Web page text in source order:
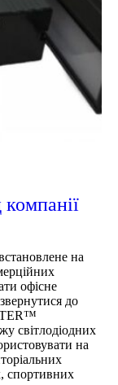
компанії
на
офісне
до
світлодіодних
на
спортивних